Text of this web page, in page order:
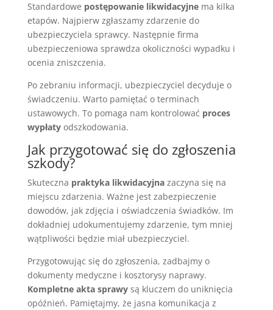
Standardowe postępowanie likwidacyjnema kilka
etapów. Najpierw zgłaszamy zdarzenie do
ubezpieczyciela sprawcy. Następnie firma
ubezpieczeniowa sprawdza okoliczności wypadku i
ocenia zniszczenia.
Po zebraniu informacji, ubezpieczyciel decyduje o
świadczeniu. Warto pamiętać o terminach
ustawowych. To pomaga nam kontrolować proces
wypłatyodszkodowania.
Jak przygotować się do zgłoszenia
szkody?
Skuteczna praktyka likwidacyjnazaczyna się na
miejscu zdarzenia. Ważne jest zabezpieczenie
dowodów, jak zdjęcia i oświadczenia świadków. Im
dokładniej udokumentujemy zdarzenie, tym mniej
wątpliwości będzie miał ubezpieczyciel.
Przygotowując się do zgłoszenia, zadbajmy o
dokumenty medyczne i kosztorysy naprawy.
Kompletne akta sprawysą kluczem do uniknięcia
opóźnień. Pamiętajmy, że jasna komunikacja z